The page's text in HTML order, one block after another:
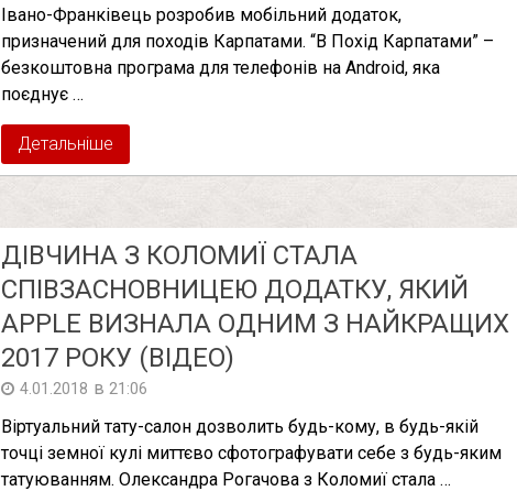
Івано-Франківець розробив мобільний додаток,
призначений для походів Карпатами. “В Похід Карпатами” –
безкоштовна програма для телефонів на Android, яка
поєднує …
Детальніше
ДІВЧИНА З КОЛОМИЇ СТАЛА
СПІВЗАСНОВНИЦЕЮ ДОДАТКУ, ЯКИЙ
APPLE ВИЗНАЛА ОДНИМ З НАЙКРАЩИХ
2017 РОКУ (ВІДЕО)
4.01.2018 в 21:06
Віртуальний тату-салон дозволить будь-кому, в будь-якій
точці земної кулі миттєво сфотографувати себе з будь-яким
татуюванням. Олександра Рогачова з Коломиї стала …